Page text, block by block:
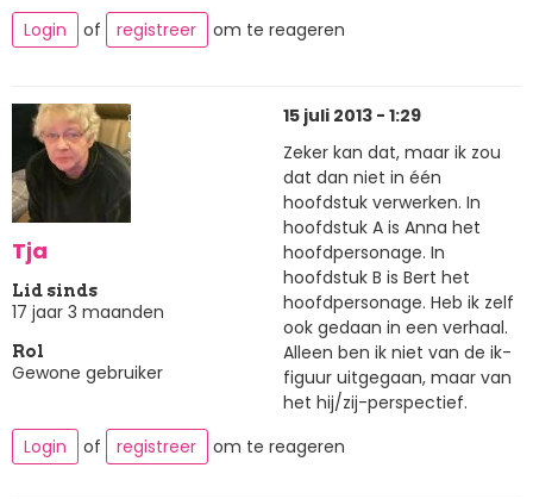
Login
of registreer om te reageren
Tja
Lid sinds
17 jaar 3 maanden
Rol
Gewone gebruiker
15 juli 2013 - 1:29
Zeker kan dat, maar ik zou
dat dan niet in één
hoofdstuk verwerken. In
hoofdstuk A is Anna het
hoofdpersonage. In
hoofdstuk B is Bert het
hoofdpersonage. Heb ik zelf
ook gedaan in een verhaal.
Alleen ben ik niet van de ik-
figuur uitgegaan, maar van
het hij/zij-perspectief.
Login
of registreer om te reageren